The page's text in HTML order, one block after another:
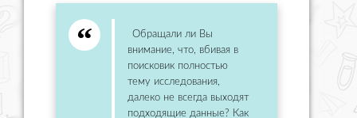
Обращали ли Вы
внимание, что, вбивая в
поисковик полностью
тему исследования,
далеко не всегда выходят
подходящие данные? Как